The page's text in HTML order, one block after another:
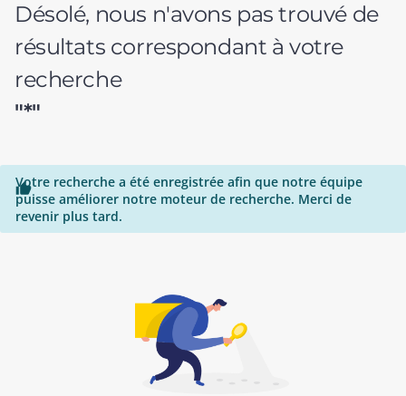
Désolé, nous n'avons pas trouvé de
résultats correspondant à votre
recherche
"*"

Votre recherche a été enregistrée afin que notre équipe
puisse améliorer notre moteur de recherche. Merci de
revenir plus tard.